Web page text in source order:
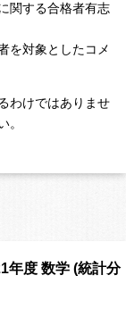
関する合格者有志
を対象としたコメ
わけではありませ
。
年度 数学 (統計分